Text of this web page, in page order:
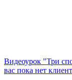
Видеоурок "Три
вас пока нет